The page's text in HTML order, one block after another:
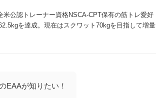
米公認トレーナー資格NSCA-CPT保有の筋トレ愛好
を達成。現在はスクワット70kgを目指して増量
EAAが知りたい！